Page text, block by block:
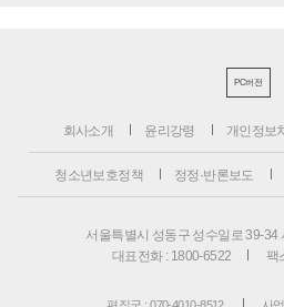
PC버전
회사소개 윤리강령 개인정보
청소년보호정책 정정·반론보도
서울특별시 성동구 성수일로 39-34
대표전화 : 1800-6522
팩